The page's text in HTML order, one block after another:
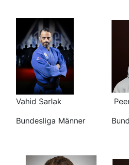
Vahid Sarlak
Bundesliga Männer